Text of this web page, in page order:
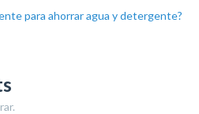
para ahorrar agua y detergente?